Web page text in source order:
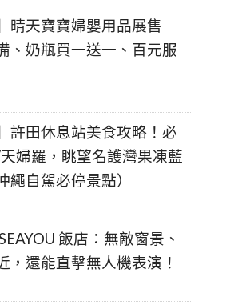
晴天寶寶婦嬰用品展售
、奶瓶買一送一、百元服
許田休息站美食攻略！必
婦羅，眺望名護灣果凍藍
繩自駕必停景點）
飯店：無敵窗景、
，還能直擊無人機表演！